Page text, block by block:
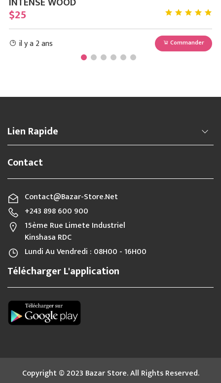
$25
il y a 2 ans Commander
Lien Rapide
Contact
Contact@bazar-Store.net
+243 898 600 900
15ème Rue Limete Industriel
Kinshasa RDC
Lundi Au Vendredi : 08H00 - 16H00
Télécharger L'application
Copyright © 2023 Bazar Store. All Rights Reserved.